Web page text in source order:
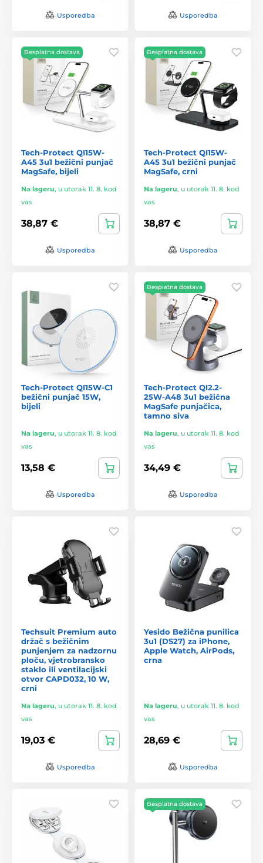
Usporedba Usporedba
Besplatna dostava
Tech-Protect QI15W-
A45 3u1 bežični punjač
MagSafe, bijeli
Na lageru, u utorak 11. 8. kod
vas
38,87 €
Usporedba
Besplatna dostava
Tech-Protect QI15W-
A45 3u1 bežični punjač
MagSafe, crni
Na lageru, u utorak 11. 8. kod
vas
38,87 €
Usporedba
Tech-Protect QI15W-C1
bežični punjač 15W,
bijeli
Na lageru, u utorak 11. 8. kod
vas
13,58 €
Usporedba
Besplatna dostava
Tech-Protect QI2.2-
25W-A48 3u1 bežična
MagSafe punjačica,
tamno siva
Na lageru, u utorak 11. 8. kod
vas
34,49 €
Usporedba
Techsuit Premium auto
držač s bežičnim
punjenjem za nadzornu
ploču, vjetrobransko
staklo ili ventilacijski
otvor CAPD032, 10 W,
crni
Na lageru, u utorak 11. 8. kod
vas
19,03 €
Usporedba
Yesido Bežična punilica
3u1 (DS27) za iPhone,
Apple Watch, AirPods,
crna
Na lageru, u utorak 11. 8. kod
vas
28,69 €
Usporedba
Besplatna dostava